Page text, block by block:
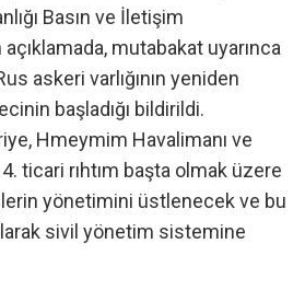
Basın ve İletişim
açıklamada, mutabakat uyarınca
askeri varlığının yeniden
başladığı bildirildi.
Hmeymim Havalimanı ve
ticari rıhtım başta olmak üzere
yönetimini üstlenecek ve bu
sivil yönetim sistemine